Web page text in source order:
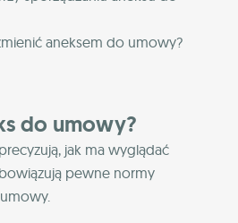
aneksem do umowy?
do umowy?
jak ma wyglądać
pewne normy